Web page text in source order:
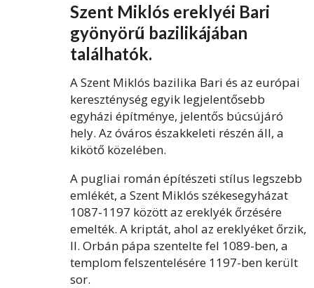
Szent Miklós ereklyéi Bari
gyönyörű bazilikájában
találhatók.
A Szent Miklós bazilika Bari és az európai
kereszténység egyik legjelentősebb
egyházi építménye, jelentős búcsújáró
hely. Az óváros északkeleti részén áll, a
kikötő közelében.
A pugliai román építészeti stílus legszebb
emlékét, a Szent Miklós székesegyházat
1087-1197 között az ereklyék őrzésére
emelték. A kriptát, ahol az ereklyéket őrzik,
II. Orbán pápa szentelte fel 1089-ben, a
templom felszentelésére 1197-ben került
sor.